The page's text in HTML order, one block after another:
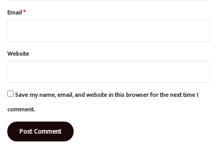
Email*
Website
Save my name, email, and website in this browser for the next time I
comment.